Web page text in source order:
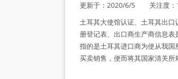
更新于：2020/6/5 关注度：
土耳其大使馆认证、土耳其出
册登记表、出口商生产商信息
指的是土耳其进口商为使从我
买卖销售，便而将其国家清关